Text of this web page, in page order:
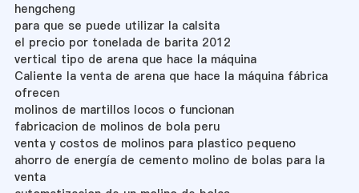
hengcheng
para que se puede utilizar la calsita
el precio por tonelada de barita 2012
vertical tipo de arena que hace la máquina
Caliente la venta de arena que hace la máquina fábrica
ofrecen
molinos de martillos locos o funcionan
fabricacion de molinos de bola peru
venta y costos de molinos para plastico pequeno
ahorro de energía de cemento molino de bolas para la
venta